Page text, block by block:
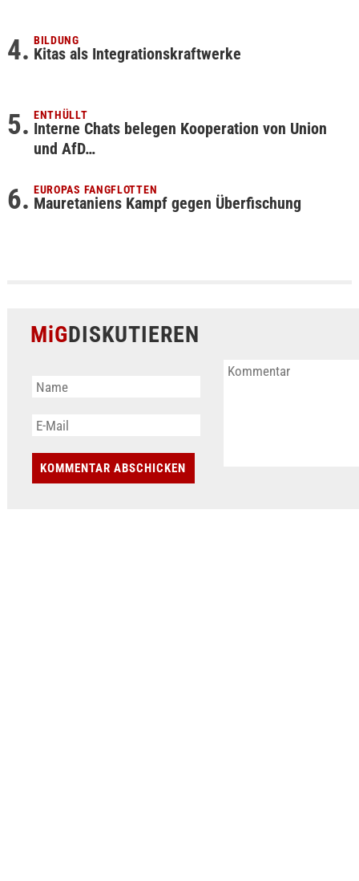
BILDUNG
Kitas als Integrationskraftwerke
ENTHÜLLT
Interne Chats belegen Kooperation von Union
und AfD…
EUROPAS FANGFLOTTEN
Mauretaniens Kampf gegen Überfischung
MiGDISKUTIEREN